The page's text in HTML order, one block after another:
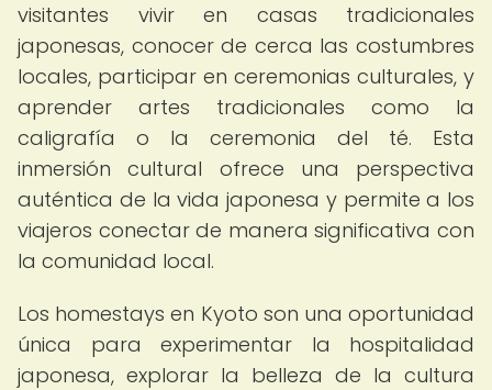
visitantes vivir en casas tradicionales
japonesas, conocer de cerca las costumbres
locales, participar en ceremonias culturales, y
aprender artes tradicionales como la
caligrafía o la ceremonia del té. Esta
inmersión cultural ofrece una perspectiva
auténtica de la vida japonesa y permite a los
viajeros conectar de manera significativa con
la comunidad local.
Los homestays en Kyoto son una oportunidad
única para experimentar la hospitalidad
japonesa, explorar la belleza de la cultura